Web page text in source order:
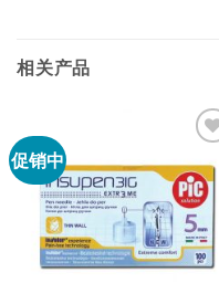
相关产品
促销中